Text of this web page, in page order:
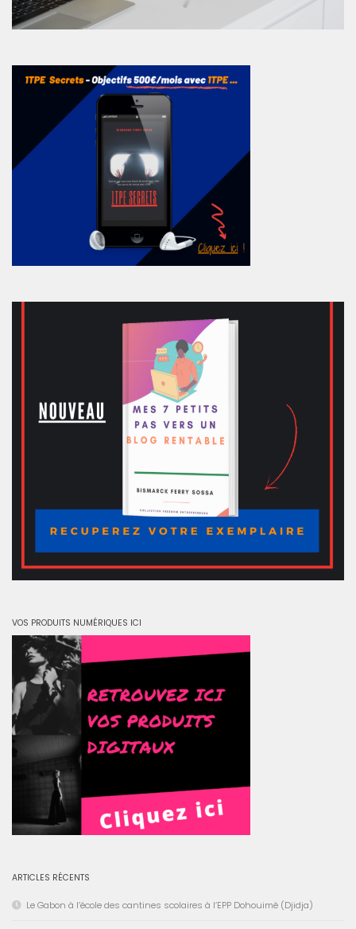
VOS PRODUITS NUMÉRIQUES ICI
ARTICLES RÉCENTS
Le Gabon à l’école des cantines scolaires à l’EPP Dohouimè (Djidja)